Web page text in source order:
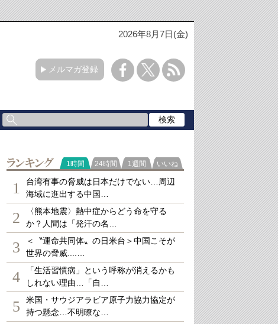
2026年8月7日(金)
メルマガ登録
ランキング
1時間 24時間 1週間 いいね
1
台湾有事の脅威は日本だけでない…周辺
海域に進出する中国…
2
〈熊本地震〉熱中症からどう命を守る
か？人間は「発汗の名…
3
＜〝運命共同体〟の日米台＞中国こそが
世界の脅威....…
4
「生活習慣病」という呼称が消えるかも
しれない理由…「自…
5
米国・サウジアラビア原子力協力協定が
持つ懸念…不明瞭な…